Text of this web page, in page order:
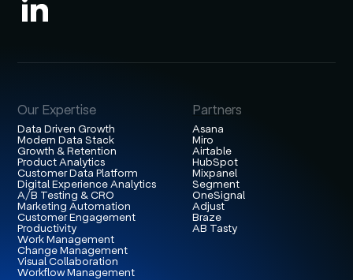
Our Expertise
Data Driven Growth
Modern Data Stack
Growth & Retention
Product Analytics
Customer Data Platform
Digital Experience Analytics
A/B Testing & CRO
Marketing Automation
Customer Engagement
Productivity
Work Management
Change Management
Visual Collaboration
Workflow Management
Partners
Asana
Miro
Airtable
HubSpot
Mixpanel
Segment
OneSignal
Adjust
Braze
AB Tasty